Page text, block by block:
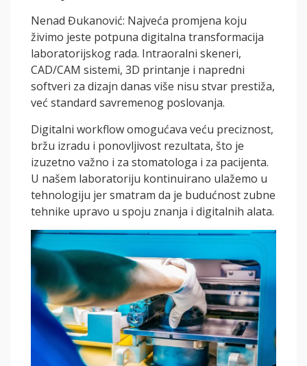
Nenad Đukanović: Najveća promjena koju
živimo jeste potpuna digitalna transformacija
laboratorijskog rada. Intraoralni skeneri,
CAD/CAM sistemi, 3D printanje i napredni
softveri za dizajn danas više nisu stvar prestiža,
već standard savremenog poslovanja.
Digitalni workflow omogućava veću preciznost,
bržu izradu i ponovljivost rezultata, što je
izuzetno važno i za stomatologa i za pacijenta.
U našem laboratoriju kontinuirano ulažemo u
tehnologiju jer smatram da je budućnost zubne
tehnike upravo u spoju znanja i digitalnih alata.